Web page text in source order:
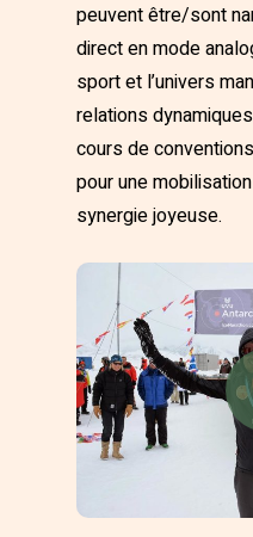
peuvent être/sont
direct en mode
sport et l’univers
relations
cours de
pour une
synergie joyeuse.